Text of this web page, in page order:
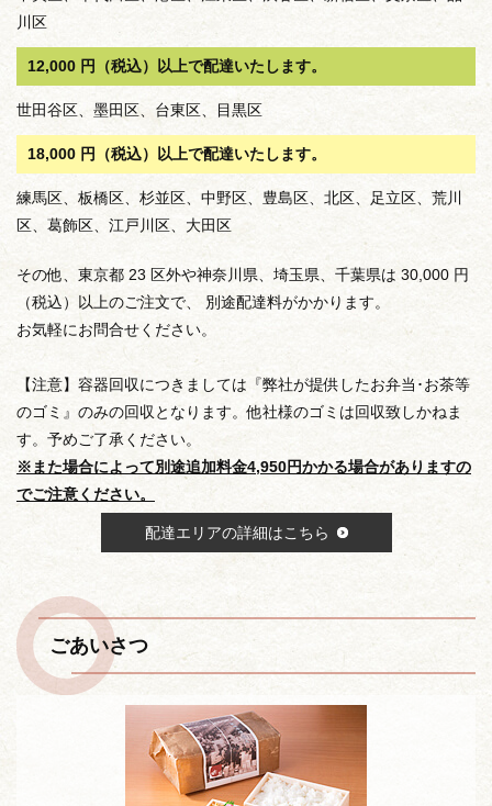
川区
12,000 円（税込）以上で配達いたします。
世田谷区、墨田区、台東区、目黒区
18,000 円（税込）以上で配達いたします。
練馬区、板橋区、杉並区、中野区、豊島区、北区、足立区、荒川
区、葛飾区、江戸川区、大田区
その他、東京都 23 区外や神奈川県、埼玉県、千葉県は 30,000 円
（税込）以上のご注文で、 別途配達料がかかります。
お気軽にお問合せください。
【注意】容器回収につきましては『弊社が提供したお弁当･お茶等
のゴミ』のみの回収となります。他社様のゴミは回収致しかねま
す。予めご了承ください。
※また場合によって別途追加料金4,950円かかる場合がありますの
でご注意ください。
配達エリアの詳細はこちら
ごあいさつ